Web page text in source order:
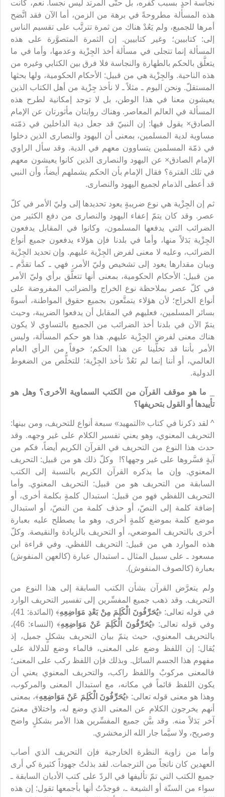
نجاسة أحدٍ بسبب كفره، بل حتّى المرتد ليس نجساً. نعم، كانت
هذه المسألة مطروحةً في برهة من الزمن، أما الآن فقد اتَّضح
أمرها للجميع، ولم يَعُدْ هناك من ثمرة تترتَّب على تقسيم الناس
إلى: كتابيين؛ وغير كتابيين. إن الثمرة المتصوَّرة على هذه
المسألة إنما تتجلى في مسألة أخذ الجِزْية وعدمها، وأما في ما
يتعلَّق بالحكم بالطهارة والنجاسة فلا فرق بين الكتابي وغيره من
هذه الناحية. والجِزْية هي من قبيل: الأحكام الحكومية، ولها بحثها
المستقلّ. ونحن اليوم ـ مثلاً ـ لا نأخذ جِزْية من أهل الكتاب الذين
يعيشون معنا في هذا الوطن، بل لا توجد إمكانية لطرح هذه
المسألة في العالم المعاصر. وهناك روايتان مأثورتان عن الإمام
الصادق× يقول فيها: إن النبيّ قد جعل دية الداخلين في ذمّته
مساوية لدية المسلمين، بمعنى أن اليهود والنصارى الذين دخلوا
في ذمّة المسلمين يتساوون معهم في الدية. وقد سأل الراوي
الإمام الصادق× عن اليهود والنصارى الذين كانوا يعيشون معهم
في تلك الفترة؟ فقال الإمام بأن الحكم يشملهم أيضاً، وأن النبي
قد أعطى الذمام لجميع اليهود والنصارى.
ثم إن الجِزْية هي نوع ضريبةٍ يعود تحديدها إلى وليّ الأمر في كلّ
عصر. وقد كان يتمّ إعفاء اليهود والنصارى من دفع الكثير من
الضرائب التي يدفعها المسلمون، وكانوا في المقابل يدفعون
الجِزْية بَدَلاً منها، وأما في بلدنا فإن هؤلاء يدفعون جميع أنواع
الضرائب، وعليه لا معنى لفرض الجِزْية عليهم. وإن تحديد الجِزْية
وبيان مقدارها يعود إلى تشخيص وليّ الأمر، فهي ـ كما تقدَّم ـ
من قبيل: الأحكام الحكومية، بمعنى أنها تتعلَّق برأي وليّ الأمر
في كلّ عصر بملاحظة نوع الخراج والضرائب المفروضة على
أنواع الخراج؛ لأن هؤلاء يتمتَّعون بجميع حقوق المواطنة، أسوةً
بسائر المسلمين، فعليهم في المقابل أن يدفعوا الضريبة، وحيث
يتمّ الآن في بلدنا أخذ الضرائب من الجميع بالتساوي لا يكون
هناك معنى لفرض الجِزْية عليهم. هذا هو حكم المسألة، وليس
الأمر بأننا قد تخلَّينا عن هذا الحكم؛ خوفاً من الرأي العام
العالمي، أو أننا إنما لم نَعُدْ نأخذ الجِزْية؛ للتخلُّص من الضغوط
الدولية.
ما هو موقف القرآن من الكتب السماوية الأخرى؟ وهل هو
تأييدها أو القول بتحريفها؟
^ لقد ذكرنا في كتاب «التمهيد» سبعة أنواع للتحريف، ومن بينها:
التحريف المعنوي، وهو يعني تفسير الكلام على غير وجهه. وقد
حدث هذا النوع من التحريف في القرآن الكريم أيضاً، فكم من
آيةٍ فسَّروها على غير وجهها؟! وكلّ ذلك هو من قبيل: التحريف
المعنوي. وإن ما يذكره القرآن الكريم بالنسبة إلى الكتب
السابقة من التحريف هو من قبيل: التحريف المعنوي. وأما
التحريف اللفظي فهو من قبيل: استبدال كلمةٍ بكلمة أخرى، أو
إضافة كلمة إلى النصّ، أو حذف كلمة من النصّ، أو استبدال
موضع كلمة بموضع كلمةٍ أخرى، وهو ما يصطلح عليه بعبارة
أخرى بالتحريف الموضعي، أو التحريف بالزيادة والنقيصة. وكلّ
هذه الموارد هي من قبيل: التحريف اللفظي. وفي قراءة ابن
مسعود ـ على سبيل المثال ـ استبدال عبارة (كالعهن المنفوش)
بعبارة (كالصوف المنفوش).
ولم يتعرَّض القرآن بشأن الكتب السابقة إلى هذا النوع من
التحريف. وقد ذهب جميع المفسِّرين إلى تفسير التحريف الوارد
في قوله تعالى: ﴿يُحَرِّفُونَ الْكَلِمَ مِنْ بَعْدِ مَوَاضِعِهِ
﴾ (المائدة: 41)،
وفي قوله تعالى: ﴿يُحَرِّفُونَ الْكَلِمَ عَنْ مَوَاضِعِهِ
﴾ (النساء: 46)،
بالتحريف المعنوي، حيث يتمّ بيان التحريف بشكلٍ جميل، إذ
يُقال: إن اللفظ وضع على المعنى، فالماء وضع للدلالة على
مفهوم هذا الجسم السائل. وبذلك فإن اللفظ ركب على المعنى؛
فالمعنى مركوبٌ واللفظ راكب، والتحريف المعنوي يعني أن
يكون اللفظ قائماً في مكانه، مع استبدال المعنى والمركوب،
وهذا هو معنى قوله تعالى: ﴿يُحَرِّفُونَ الْكَلِمَ عَنْ مَوَاضِعِهِ﴾، بمعنى
أنهم يخرجون الكلام عن المعنى الذي وضع له، واختلاق معنىً
آخر بَدَلاً منه. وقد بيَّن جميع المفسِّرين هذا الأمر بشكلٍ واضح
وصريح، ولا سيَّما جار الله الزمخشري.
وأما من زاوية النظرة الخارجية فإن التحريف الذي أصاب
العهدين كان ناتجاً من الترجمات. لقد بذلتُ جهوداً كثيرة كي أرى
جميع الكتب التي تمّ تأليفها في الردّ على كتب الأديان السابقة ـ
سواء من السنّة أو الشيعة ـ، فوجدْتُ أنها بأجمعها تقول: إن هذه